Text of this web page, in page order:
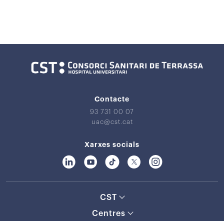
Contacte
93 731 00 07
uac@cst.cat
Xarxes socials
CST
Centres